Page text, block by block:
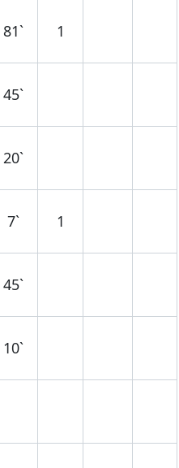
81` 1
45`
20`
7` 1
45`
10`